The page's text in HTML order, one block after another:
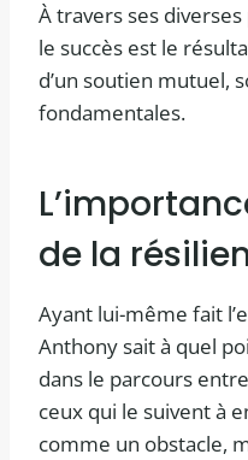
À travers ses
le succès est le
d’un soutien mutuel,
fondamentales.
de la
Ayant lui-même fait
Anthony sait à quel
dans le parcours
ceux qui le suivent à
comme un obstacle,